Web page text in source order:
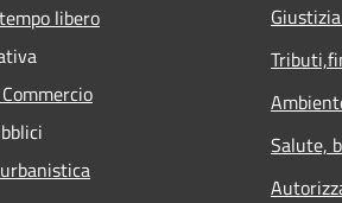
libero
Salute,